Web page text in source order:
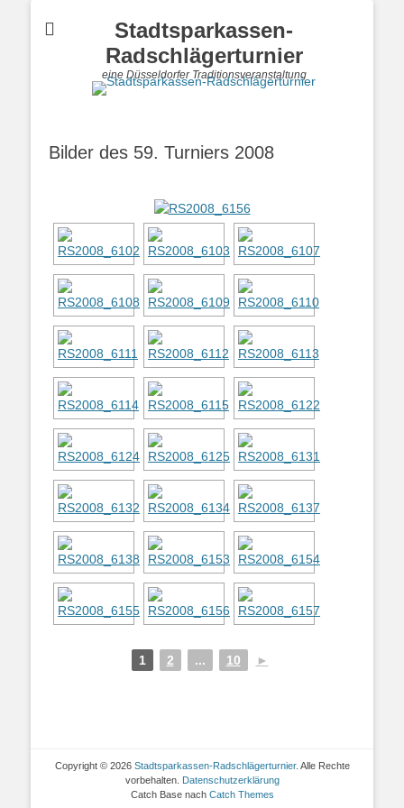
Stadtsparkassen-
Radschlägerturnier
eine Düsseldorfer Traditionsveranstaltung
Bilder des 59. Turniers 2008
1 2 ... 10 ►
Copyright © 2026 Stadtsparkassen-Radschlägerturnier. Alle Rechte
vorbehalten. Datenschutzerklärung
Catch Base nach Catch Themes